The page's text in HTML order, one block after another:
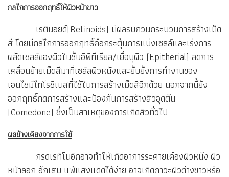
กลไกการออกฤทธิ์ให้ผิวหน้าขาว
เรตินอยด์(Retinoids) มีผลรบกวนกระบวนการสร้างเม็ด
สี โดยมีกลไกการออกฤทธิ์คือกระตุ้นการแบ่งเซลล์และเร่งการ
ผลัดเซลล์ของผิวในชั้นอิพิทีเรียล/เยื่อบุผิว (Epitherial) ลดการ
เคลื่อนย้ายเม็ดสีมาที่เซล์ลผิวหนังและยั้บยั้งการทำงานของ
เอนไซม์ไทโรซิเนสที่ใช้ในการสร้างเม็ดสีอีกด้วย นอกจากนี้ยัง
ออกฤทธิ์กดการสร้างและป้องกันการสร้างสิวอุดตัน
(Comedone) ซึ่งเป็นสาเหตุของการเกิดสิวทั่วไป
ผลข้างเคียงจากการใช้
กรดเรทิโนอิกอาจทำให้เกิดอาการระคายเคืองผิวหนัง ผิว
หน้าลอก อักเสบ แพ้แสงแดดได้ง่าย อาจเกิดภาวะผิวด่างขาวหรือ